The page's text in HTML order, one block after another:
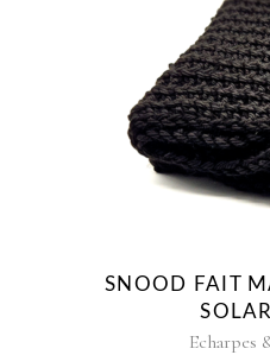
SNOOD FAIT
Echarpes